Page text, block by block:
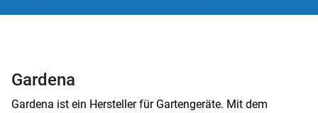
Gardena
Gardena ist ein Hersteller für Gartengeräte. Mit dem